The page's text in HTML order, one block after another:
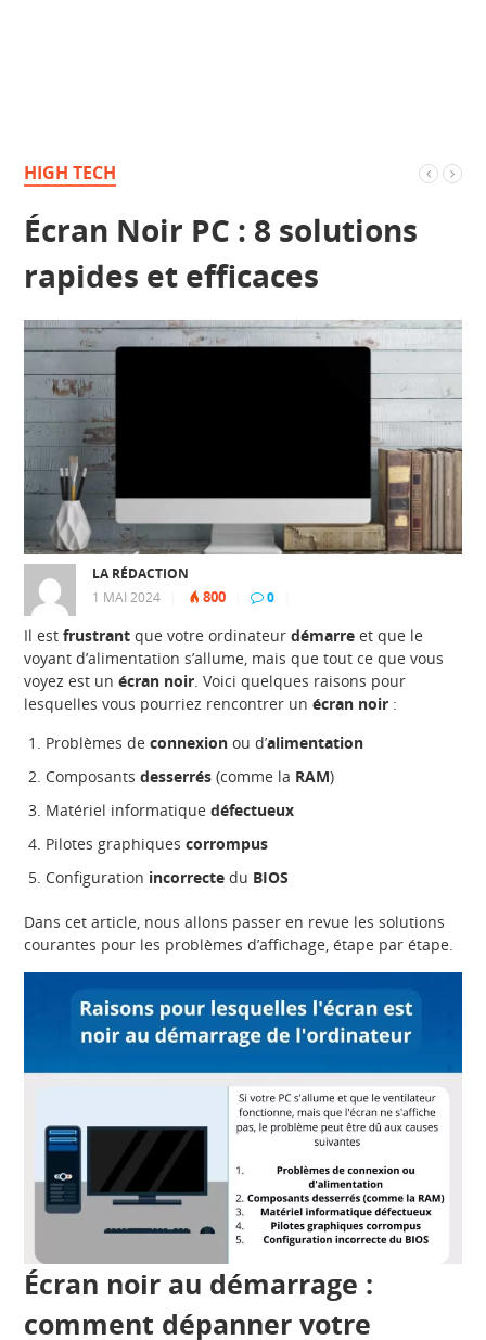
HIGH TECH
Écran Noir PC : 8 solutions
rapides et efficaces
LA RÉDACTION
1 MAI 2024
800 0
Il estfrustrant que votre ordinateurdémarre et que le
voyant d’alimentation s’allume, mais que tout ce que vous
voyez est unécran noir. Voici quelques raisons pour
lesquelles vous pourriez rencontrer unécran noir :
Problèmes deconnexion ou d’alimentation
Composantsdesserrés (comme la RAM)
Matériel informatiquedéfectueux
Pilotes graphiquescorrompus
Configuration incorrecte du BIOS
Dans cet article, nous allons passer en revue les solutions
courantes pour les problèmes d’affichage, étape par étape.
Écran noir au démarrage :
comment dépanner votre